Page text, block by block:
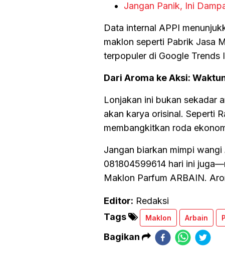
Jangan Panik, Ini
Data internal APPI
maklon seperti Pabrik Jasa
terpopuler di Google Trends
Dari Aroma ke Aksi:
Lonjakan ini bukan sekadar
akan karya orisinal. Seperti
membangkitkan roda
Jangan biarkan mimpi
081804599614 hari ini
Maklon Parfum ARBAIN.
Editor: Redaksi
Tags
Maklon Arbain
Bagikan